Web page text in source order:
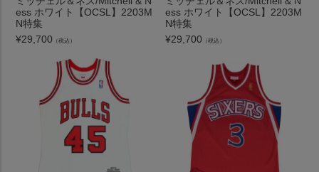
ess ホワイト【OCSL】2203M
N特集
¥29,700 （税込）
ess ホワイト【OCSL】2203M
N特集
¥29,700 （税込）